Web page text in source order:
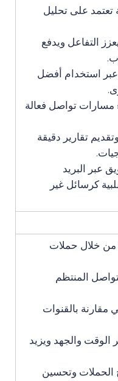
تعتمد على تحليل
التفاعل ويدفع
عبر استخدام أفضل
مسارات تواصل فعالة
تقارير دقيقة
عبر البريد
كرسائل غير
من خلال حملات
المنتظم
بالقنوات
الوقت والجهد ويزيد
الحملات وتحسين